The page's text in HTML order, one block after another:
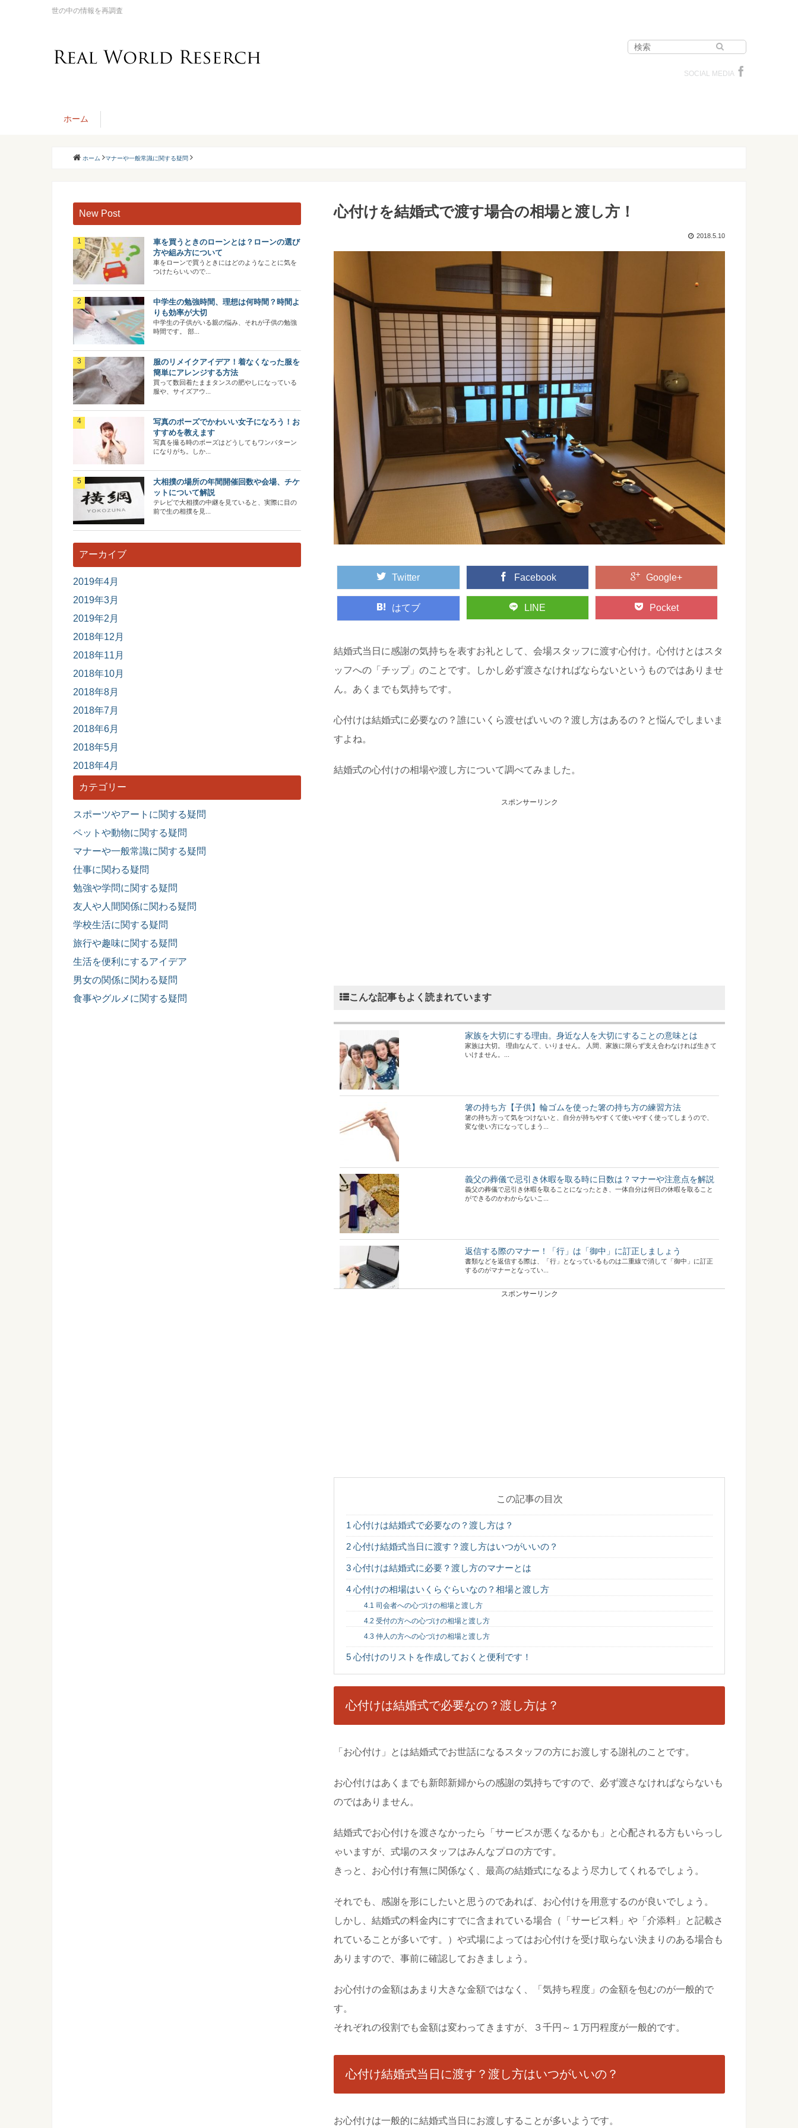
世の中の情報を再調査
SOCIAL MEDIA
ホーム
ホーム マナーや一般常識に関する疑問
心付けを結婚式で渡す場合の相場と渡し方！
2018.5.10
Twitter Facebook Google+
はてブ LINE Pocket
結婚式当日に感謝の気持ちを表すお礼として、会場スタッフに渡す心付け。心付けとはスタ
ッフへの「チップ」のことです。しかし必ず渡さなければならないというものではありませ
ん。あくまでも気持ちです。
心付けは結婚式に必要なの？誰にいくら渡せばいいの？渡し方はあるの？と悩んでしまいま
すよね。
結婚式の心付けの相場や渡し方について調べてみました。
スポンサーリンク
こんな記事もよく読まれています
家族を大切にする理由。身近な人を大切にすることの意味とは
家族は大切。 理由なんて、いりません。 人間、家族に限らず支え合わなければ生きて
いけません。...
箸の持ち方【子供】輪ゴムを使った箸の持ち方の練習方法
箸の持ち方って気をつけないと、自分が持ちやすくて使いやすく使ってしまうので、
変な使い方になってしまう...
義父の葬儀で忌引き休暇を取る時に日数は？マナーや注意点を解説
義父の葬儀で忌引き休暇を取ることになったとき、一体自分は何日の休暇を取ること
ができるのかわからないこ...
返信する際のマナー！「行」は「御中」に訂正しましょう
書類などを返信する際は、「行」となっているものは二重線で消して「御中」に訂正
するのがマナーとなってい...
お盆に来てくれるお坊さんにお茶菓子を出す場合、どのようなお菓子を選べばいいの
社交ダンスパーティーに行くときの服装は？会場に合わせた服装を
社交ダンスパーティーに招待された時、一体どんな服装で行けばよいのかわからない
こともありますよね。特に...
中国の文化は日本と違って面白い！考え方の違いについて
中国の人といえばどんなイメージを持っているでしょうか？日本とは文化が違うので
感覚がぜんぜん違っていて...
れは髪飾り！結婚式でＮＧ...
失業保険の延長解除や受給手続きをする際のポイントをご紹介
靴を試着する際に素足はＮＧ！靴下を持参しないと合わないことも
靴を試着する時、素足で履くなんてことしてませんか？ついつい面倒だからといって
男子の前髪セットで毎日苦労してるなら必見！スタイリングの仕方
おでこを出す、前髪を分けるなど前髪だけで男子の印象はガラッと変わります。 男ら
しい性格？明るい...
りを子供にぶつけてしまっ...
スポンサーリンク
この記事の目次
1 心付けは結婚式で必要なの？渡し方は？
2 心付け結婚式当日に渡す？渡し方はいつがいいの？
3 心付けは結婚式に必要？渡し方のマナーとは
4 心付けの相場はいくらぐらいなの？相場と渡し方
4.1 司会者への心づけの相場と渡し方
4.2 受付の方への心づけの相場と渡し方
4.3 仲人の方への心づけの相場と渡し方
5 心付けのリストを作成しておくと便利です！
心付けは結婚式で必要なの？渡し方は？
「お心付け」とは結婚式でお世話になるスタッフの方にお渡しする謝礼のことです。
お心付けはあくまでも新郎新婦からの感謝の気持ちですので、必ず渡さなければならないも
のではありません。
結婚式でお心付けを渡さなかったら「サービスが悪くなるかも」と心配される方もいらっし
ゃいますが、式場のスタッフはみんなプロの方です。
きっと、お心付け有無に関係なく、最高の結婚式になるよう尽力してくれるでしょう。
それでも、感謝を形にしたいと思うのであれば、お心付けを用意するのが良いでしょう。
しかし、結婚式の料金内にすでに含まれている場合（「サービス料」や「介添料」と記載さ
れていることが多いです。）や式場によってはお心付けを受け取らない決まりのある場合も
ありますので、事前に確認しておきましょう。
お心付けの金額はあまり大きな金額ではなく、「気持ち程度」の金額を包むのが一般的で
す。
それぞれの役割でも金額は変わってきますが、３千円～１万円程度が一般的です。
心付け結婚式当日に渡す？渡し方はいつがいいの？
お心付けは一般的に結婚式当日にお渡しすることが多いようです。
New Post
車を買うときのローンとは？ローンの選び
方や組み方について
車をローンで買うときにはどのようなことに気を
つけたらいいので...
中学生の勉強時間、理想は何時間？時間よ
りも効率が大切
中学生の子供がいる親の悩み、それが子供の勉強
時間です。 部...
服のリメイクアイデア！着なくなった服を
簡単にアレンジする方法
買って数回着たままタンスの肥やしになっている
服や、サイズアウ...
写真のポーズでかわいい女子になろう！お
すすめを教えます
写真を撮る時のポーズはどうしてもワンパターン
になりがち。しか...
大相撲の場所の年間開催回数や会場、チケ
ットについて解説
テレビで大相撲の中継を見ていると、実際に目の
前で生の相撲を見...
アーカイブ
2019年4月
2019年3月
2019年2月
2018年12月
2018年11月
2018年10月
2018年8月
2018年7月
2018年6月
2018年5月
2018年4月
カテゴリー
スポーツやアートに関する疑問
ペットや動物に関する疑問
マナーや一般常識に関する疑問
仕事に関わる疑問
勉強や学問に関する疑問
友人や人間関係に関わる疑問
学校生活に関する疑問
旅行や趣味に関する疑問
生活を便利にするアイデア
男女の関係に関わる疑問
食事やグルメに関する疑問